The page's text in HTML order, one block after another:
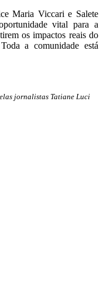
Maria Viccari e Salete
vital para a
os impactos reais do
a comunidade está
jornalistas Tatiane Luci